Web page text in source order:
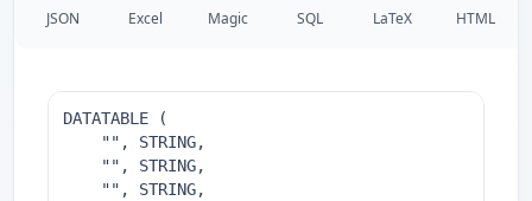
JSON Excel Magic SQL LaTeX HTML